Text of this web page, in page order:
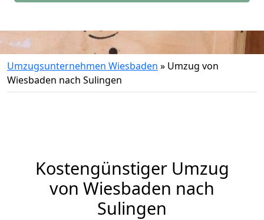
Umzugsunternehmen Wiesbaden » Umzug von
Wiesbaden nach Sulingen
Kostengünstiger Umzug
von Wiesbaden nach
Sulingen